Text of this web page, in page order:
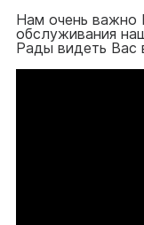
Нам очень важно
обслуживания
Рады видеть Вас